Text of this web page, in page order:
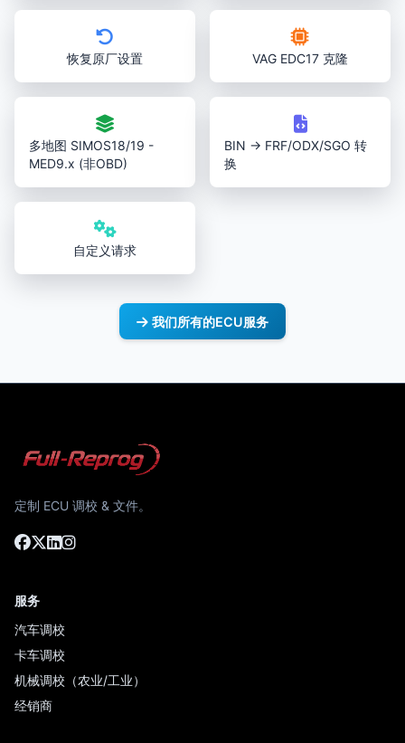
恢复原厂设置 VAG EDC17 克隆
多地图 SIMOS18/19 -
MED9.x (非OBD)
BIN → FRF/ODX/SGO 转
换
自定义请求
我们所有的ECU服务
定制 ECU 调校 & 文件。
服务
汽车调校
卡车调校
机械调校（农业/工业）
经销商